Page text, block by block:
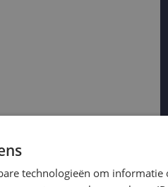
technologieën om informatie